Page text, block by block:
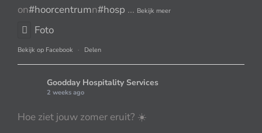
on#hoorcentrumn#hosp ... Bekijk meer
Foto
Bekijk op Facebook · Delen
Goodday Hospitality Services
2 weeks ago
Hoe ziet jouw zomer eruit? ☀️